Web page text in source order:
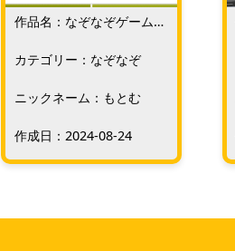
作品名：なぞなぞゲームの
カテゴリー：なぞなぞ
ニックネーム：もとむ
作成日：2024-08-24